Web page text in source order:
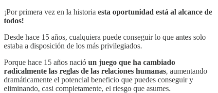
¡Por primera vez en la historia esta oportunidad está al alcance de
todos!
Desde hace 15 años, cualquiera puede conseguir lo que antes solo
estaba a disposición de los más privilegiados.
Porque hace 15 años nació un juego que ha cambiado
radicalmente las reglas de las relaciones humanas, aumentando
dramáticamente el potencial beneficio que puedes conseguir y
eliminando, casi completamente, el riesgo que asumes.